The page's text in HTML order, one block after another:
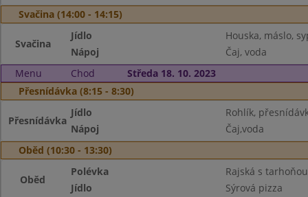
Svačina (14:00 - 14:15)
Svačina
Jídlo
Houska, máslo,
Nápoj
Čaj, voda
Menu
Chod
Středa 18. 10. 2023
Přesnídávka (8:15 - 8:30)
Přesnídávka
Jídlo
Rohlík,
Nápoj
Čaj,voda
Oběd (10:30 - 13:30)
Oběd
Polévka
Rajská s tarhoňou
Jídlo
Sýrová pizza